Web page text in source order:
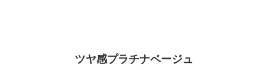
ツヤ感プラチナベージュ